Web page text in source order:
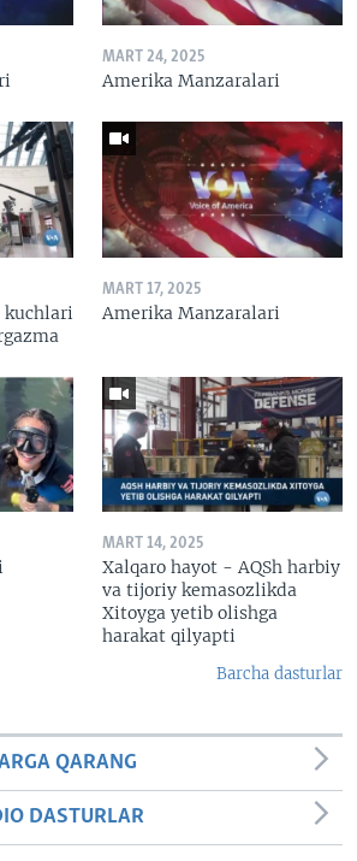
MART 24, 2025
Amerika Manzaralari
kuchlari
MART 17, 2025
Amerika Manzaralari
MART 14, 2025
Xalqaro hayot - AQSh harbiy
va tijoriy kemasozlikda
Xitoyga yetib olishga
harakat qilyapti
Barcha dasturlar
QARANG
DASTURLAR